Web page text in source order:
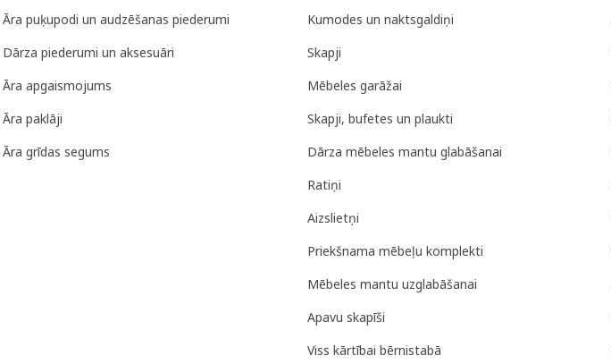
Āra puķupodi un audzēšanas piederumi
Dārza piederumi un aksesuāri
Āra apgaismojums
Āra paklāji
Āra grīdas segums
Kumodes un naktsgaldiņi
Skapji
Mēbeles garāžai
Skapji, bufetes un plaukti
Dārza mēbeles mantu glabāšanai
Ratiņi
Aizslietņi
Priekšnama mēbeļu komplekti
Mēbeles mantu uzglabāšanai
Apavu skapīši
Viss kārtībai bērnistabā